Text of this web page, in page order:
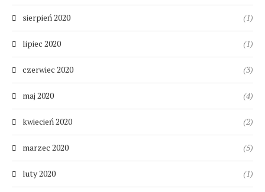
sierpień 2020 (1)
lipiec 2020 (1)
czerwiec 2020 (3)
maj 2020 (4)
kwiecień 2020 (2)
marzec 2020 (5)
luty 2020 (1)